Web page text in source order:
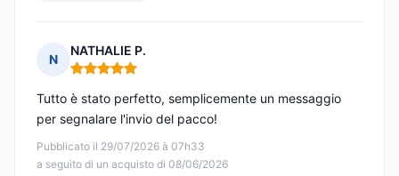
N
NATHALIE P.
Nota: 5 su 5
Pubblicato il 29/07/2026 à 07h33
a seguito di un acquisto di 08/06/2026
Tutto è stato perfetto, semplicemente un messaggio
per segnalare l'invio del pacco!